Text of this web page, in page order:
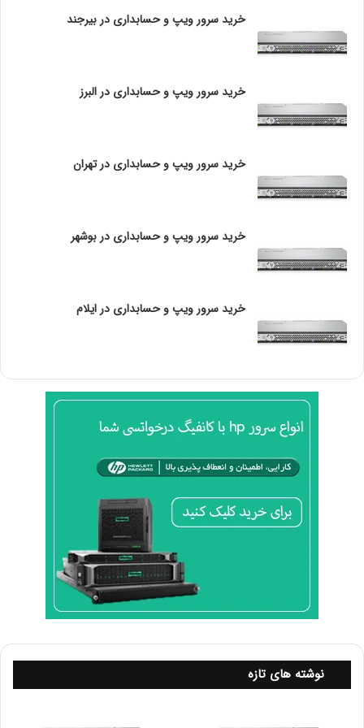
سرور اچ پی چیست
ظرفیت ذخیره سازی
این میزان برای هاردهای SFF برابر 32 ترابایت است. این
سرور می تواند از هاردهای پر سرعت SSD نیز پشتیبانی کند.
انتقال 12 گیگابایت بر ثانیه از کنترلر HPE H240 FIO Smart
Host Bus Adapter می توان استفاده کرد که می تواند از
انواع سطوح رید بندی نیز پشتیبانی می کند.
پیشنهاد مطالعه بیشتر:سرور ایستاده چیست
منبع تغذیه
منبع تغذیه یا پاور سرور با توجه به پیکربندی سرور متغیر
است. منبع تغذیه HPE 550W FIO Power Supply در
ه
س
ت
خرید سرور ویپ و حسابداری در بیرجند
خرید سرور ویپ و حسابداری در البرز
خرید سرور ویپ و حسابداری در تهران
خرید سرور ویپ و حسابداری در بوشهر
خرید سرور ویپ و حسابداری در ایلام
نوشته های تازه